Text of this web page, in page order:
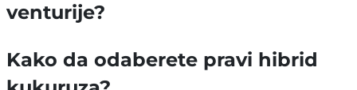
venturije?
Kako da odaberete pravi hibrid